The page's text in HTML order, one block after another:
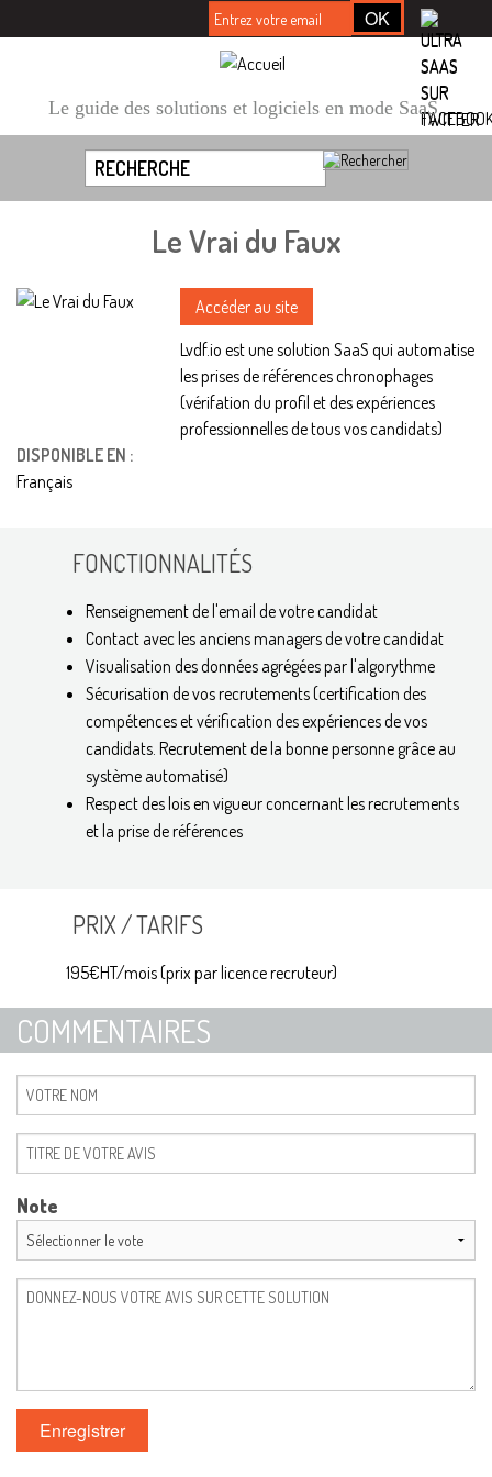
Le guide des solutions et logiciels en mode SaaS
Le Vrai du Faux
Accéder au site
Lvdf.io est une solution SaaS qui automatise
les prises de références chronophages
(vérifation du profil et des expériences
professionnelles de tous vos candidats)
DISPONIBLE EN :
Français
FONCTIONNALITÉS
Renseignement de l'email de votre candidat
Contact avec les anciens managers de votre candidat
Visualisation des données agrégées par l'algorythme
Sécurisation de vos recrutements (certification des
compétences et vérification des expériences de vos
candidats. Recrutement de la bonne personne grâce au
système automatisé)
Respect des lois en vigueur concernant les recrutements
et la prise de références
PRIX / TARIFS
195€HT/mois (prix par licence recruteur)
COMMENTAIRES
Note